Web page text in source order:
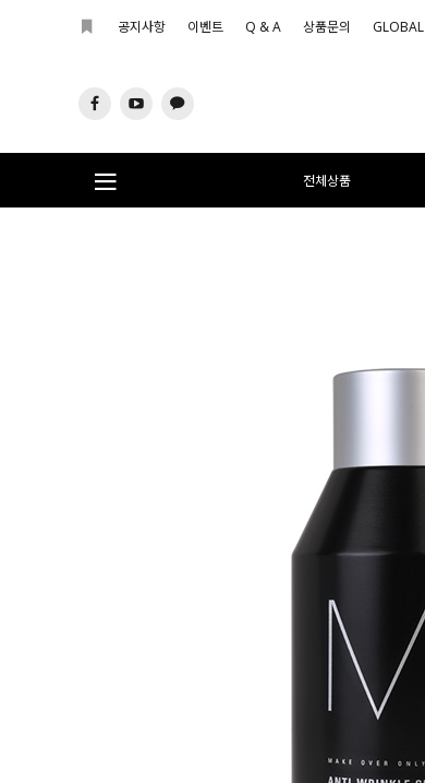
공지사항 이벤트 Q & A 상품문의 GLOBAL
전체상품